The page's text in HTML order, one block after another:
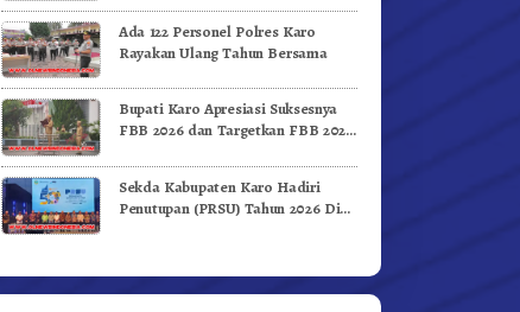
Pendidikan
Ada 122 Personel Polres Karo
Rayakan Ulang Tahun Bersama
Bupati Karo Apresiasi Suksesnya
FBB 2026 dan Targetkan FBB 2027
Sekda Kabupaten Karo Hadiri
Penutupan (PRSU) Tahun 2026 Di